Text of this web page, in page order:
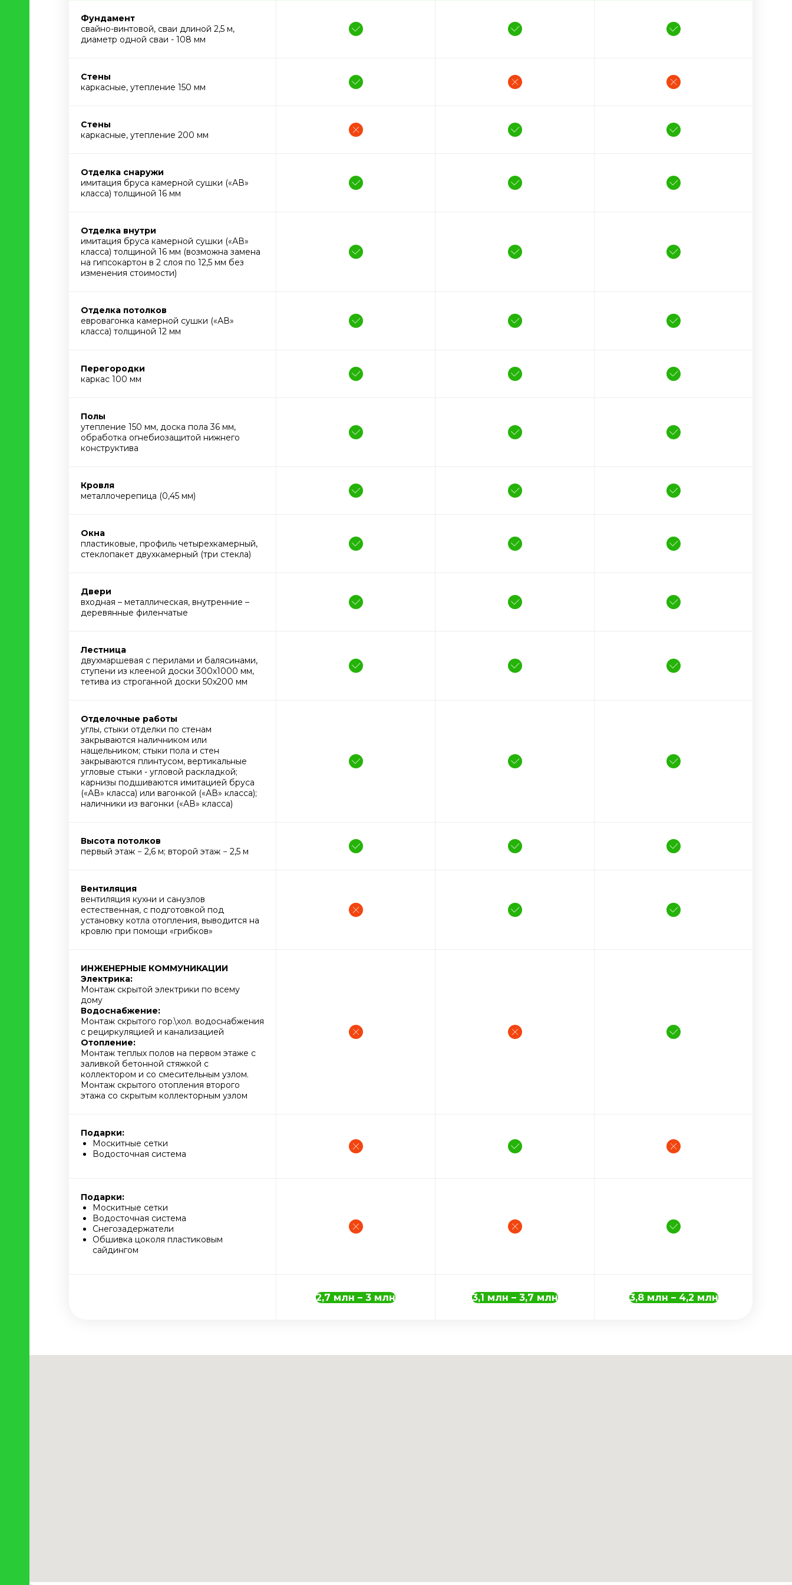
Фундамент
свайно-винтовой, сваи длиной 2,5 м,
диаметр одной сваи - 108 мм
Стены
каркасные, утепление 150 мм
Стены
каркасные, утепление 200 мм
Отделка снаружи
имитация бруса камерной сушки («АВ»
класса) толщиной 16 мм
Отделка внутри
имитация бруса камерной сушки («АВ»
класса) толщиной 16 мм (возможна замена
на гипсокартон в 2 слоя по 12,5 мм без
изменения стоимости)
Отделка потолков
евровагонка камерной сушки («АВ»
класса) толщиной 12 мм
Перегородки
каркас 100 мм
Полы
утепление 150 мм, доска пола 36 мм,
обработка огнебиозащитой нижнего
конструктива
Кровля
металлочерепица (0,45 мм)
Окна
пластиковые, профиль четырехкамерный,
стеклопакет двухкамерный (три стекла)
Двери
входная – металлическая, внутренние –
деревянные филенчатые
Лестница
двухмаршевая с перилами и балясинами,
ступени из клееной доски 300х1000 мм,
тетива из строганной доски 50х200 мм
Отделочные работы
углы, стыки отделки по стенам
закрываются наличником или
нащельником; стыки пола и стен
закрываются плинтусом, вертикальные
угловые стыки - угловой раскладкой;
карнизы подшиваются имитацией бруса
(«АВ» класса) или вагонкой («АВ» класса);
наличники из вагонки («АВ» класса)
Высота потолков
первый этаж − 2,6 м; второй этаж − 2,5 м
Вентиляция
вентиляция кухни и санузлов
естественная, с подготовкой под
установку котла отопления, выводится на
кровлю при помощи «грибков»
ИНЖЕНЕРНЫЕ КОММУНИКАЦИИ
Электрика:
Монтаж скрытой электрики по всему
дому
Водоснабжение:
Монтаж скрытого гор.\хол. водоснабжения
с рециркуляцией и канализацией
Отопление:
Монтаж теплых полов на первом этаже с
заливкой бетонной стяжкой с
коллектором и со смесительным узлом.
Монтаж скрытого отопления второго
этажа со скрытым коллекторным узлом
Подарки:
Москитные сетки
Водосточная система
Подарки:
Москитные сетки
Водосточная система
Снегозадержатели
Обшивка цоколя пластиковым
сайдингом
2,7 млн – 3 млн 3,1 млн – 3,7 млн 3,8 млн – 4,2 млн